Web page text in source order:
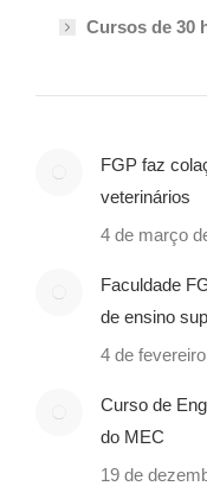
Cursos de 30
FGP faz
veterinários
4 de março
Faculdade
de ensino
4 de
Curso de
do MEC
19 de